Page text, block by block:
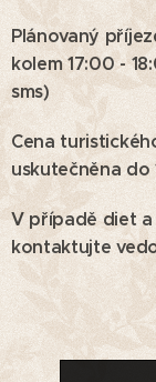
Plánovaný
kolem 17:00 -
sms)
Cena
uskutečněna
V případě diet
kontaktujte